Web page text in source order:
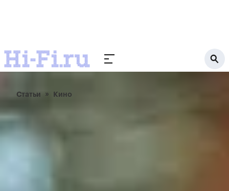
Статьи Кино